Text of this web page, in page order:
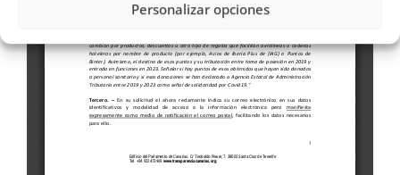
Personalizar opciones